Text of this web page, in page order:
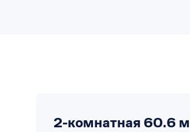
2-комнатная 60.6 м